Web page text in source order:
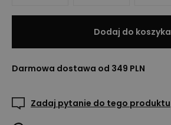
Dodaj do koszyka
Darmowa dostawa od 349 PLN
Zadaj pytanie do tego produktu